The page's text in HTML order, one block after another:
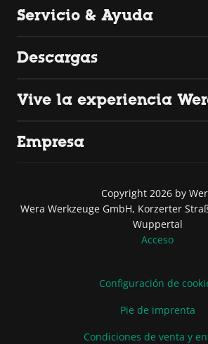
Servicio & Ayuda
Descargas
Vive la experiencia
Empresa
Copyright 2026 by
Wera Werkzeuge GmbH, Korzerter
Wuppertal
Acceso
Configuración de
Pie de imprenta
Condiciones de venta y